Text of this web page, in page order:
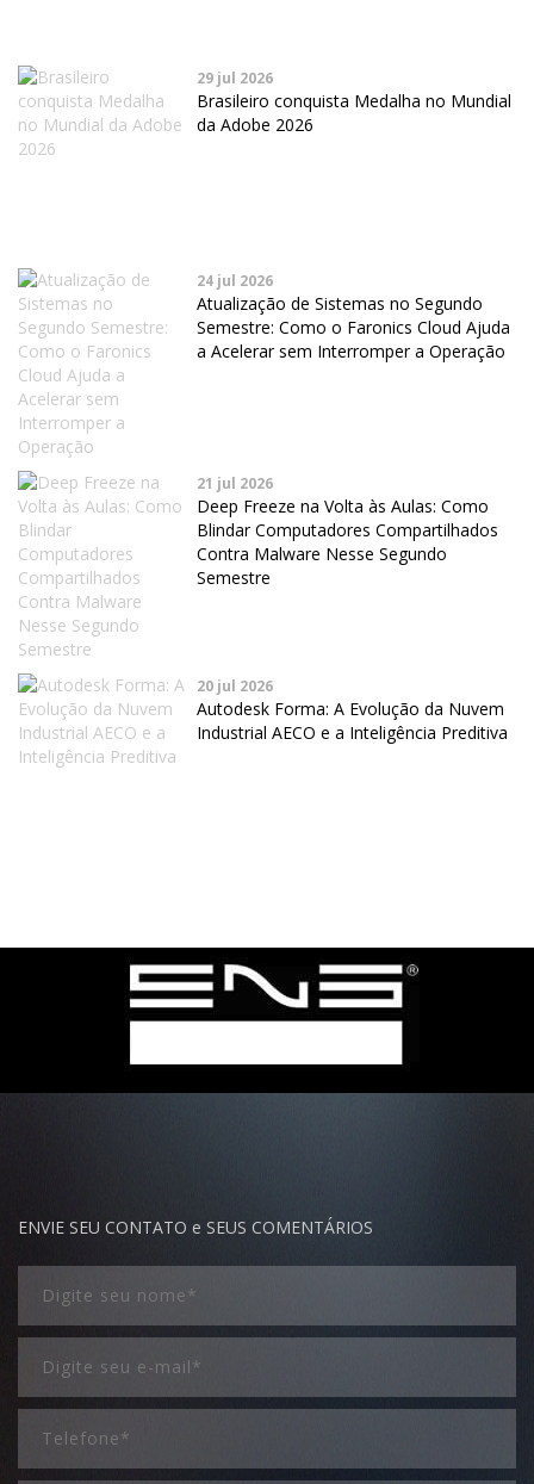
29 jul 2026
Brasileiro conquista Medalha no Mundial
da Adobe 2026
24 jul 2026
Atualização de Sistemas no Segundo
Semestre: Como o Faronics Cloud Ajuda
a Acelerar sem Interromper a Operação
21 jul 2026
Deep Freeze na Volta às Aulas: Como
Blindar Computadores Compartilhados
Contra Malware Nesse Segundo
Semestre
20 jul 2026
Autodesk Forma: A Evolução da Nuvem
Industrial AECO e a Inteligência Preditiva
ENVIE SEU CONTATO e SEUS COMENTÁRIOS